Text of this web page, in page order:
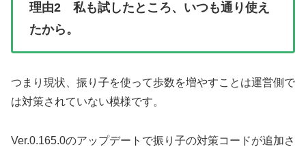
理由2 私も試したところ、いつも通り使え
たから。
つまり現状、振り子を使って歩数を増やすことは運営側で
は対策されていない模様です。
Ver.0.165.0のアップデートで振り子の対策コードが追加さ